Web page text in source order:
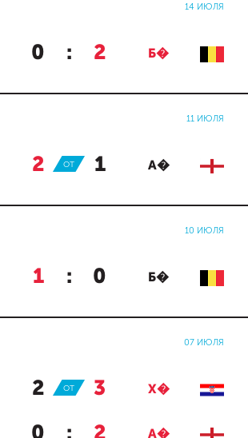
14 ИЮЛЯ
0 : 2 Б�
11 ИЮЛЯ
2 : 1 А�
ОТ
10 ИЮЛЯ
1 : 0 Б�
07 ИЮЛЯ
2 : 3 Х�
ОТ
0 : 2 А�